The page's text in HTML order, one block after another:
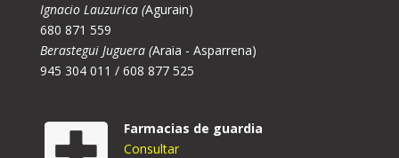
Ignacio Lauzurica (Agurain)
680 871 559
Berastegui Juguera (Araia - Asparrena)
945 304 011 / 608 877 525
Farmacias de guardia
Consultar